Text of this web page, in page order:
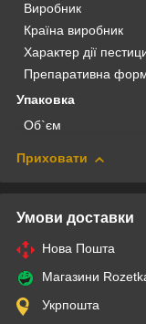
Виробник
Країна виробник
Характер дії
Препаративна
Упаковка
Об`єм
Приховати
Умови доставки
Нова Пошта
Магазини
Укрпошта